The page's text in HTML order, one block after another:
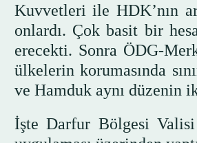
Kuvvetleri ile HDK’nın
onlardı. Çok basit bir
erecekti. Sonra ÖDG-
ülkelerin korumasında
ve Hamduk aynı düzenin
İşte Darfur Bölgesi